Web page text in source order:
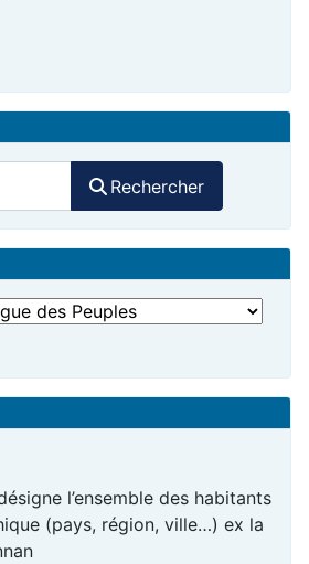
Rechercher
l’ensemble des habitants
(pays, région, ville…) ex la